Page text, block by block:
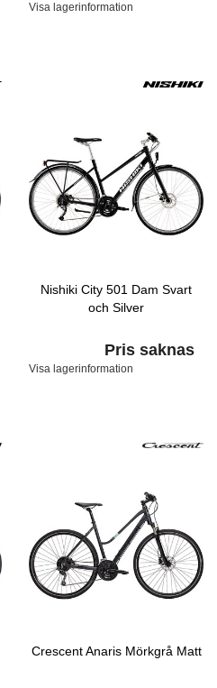
Visa lagerinformation
Nishiki City 501 Dam Svart
och Silver
Pris saknas
Visa lagerinformation
Crescent Anaris Mörkgrå Matt